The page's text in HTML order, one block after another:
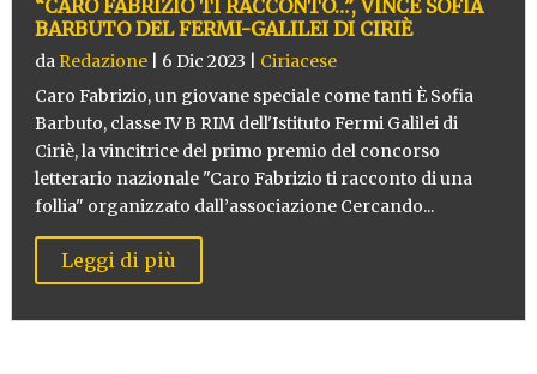
“CARO FABRIZIO TI RACCONTO…”, VINCE SOFIA
BARBUTO DEL FERMI-GALILEI DI CIRIÈ
da Redazione| 6 Dic 2023
Ciriacese
Caro Fabrizio, un giovane speciale come tanti È Sofia
Barbuto, classe IV B RIM dell'Istituto Fermi Galilei di
Ciriè, la vincitrice del primo premio del concorso
letterario nazionale "Caro Fabrizio ti racconto di una
follia" organizzato dall’associazione Cercando...
Leggi di più